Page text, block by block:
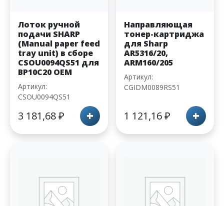
Лоток ручной
подачи SHARP
(Manual paper feed
tray unit) в сборе
CSOU0094QS51 для
BP10C20 OEM
Артикул:
CSOU0094QS51
3 181,68₽ +
Направляющая
тонер-картриджа
для Sharp
AR5316/20,
ARM160/205
Артикул:
CGIDM0089RS51
1 121,16₽ +